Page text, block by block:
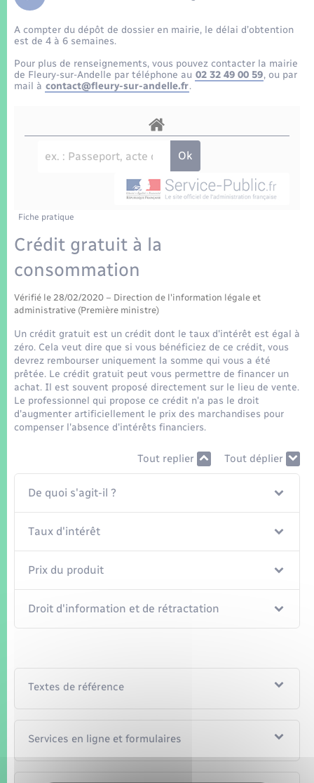
Etat-civil - Papiers - Citoyenneté
Mariage – PACS
Parrainage civil
Logement - Urbanisme
Nouvel habitant
Organisation d’événement
Sécurité - Prévention
Transports
Transports scolaires
Voirie et espace public
Travaux - Autorisation d’occupation de l’espace
public
Compétences
Plan interactif
La Communauté de communes
A compter du dépôt de dossier en mairie, le délai d’obtention
est de 4 à 6 semaines.
Pour plus de renseignements, vous pouvez contacter la mairie
de Fleury-sur-Andelle par téléphone au 02 32 49 00 59, ou par
mail à contact@fleury-sur-andelle.fr.
Fiche pratique
Crédit gratuit à la
consommation
Vérifié le 28/02/2020 – Direction de l'information légale et
administrative (Première ministre)
Un crédit gratuit est un crédit dont le taux d'intérêt est égal à
zéro. Cela veut dire que si vous bénéficiez de ce crédit, vous
devrez rembourser uniquement la somme qui vous a été
prêtée. Le crédit gratuit peut vous permettre de financer un
achat. Il est souvent proposé directement sur le lieu de vente.
Le professionnel qui propose ce crédit n'a pas le droit
d'augmenter artificiellement le prix des marchandises pour
compenser l'absence d'intérêts financiers.
Tout replier Tout déplier
De quoi s'agit-il ?
Taux d'intérêt
Prix du produit
Droit d'information et de rétractation
Textes de référence
Services en ligne et formulaires